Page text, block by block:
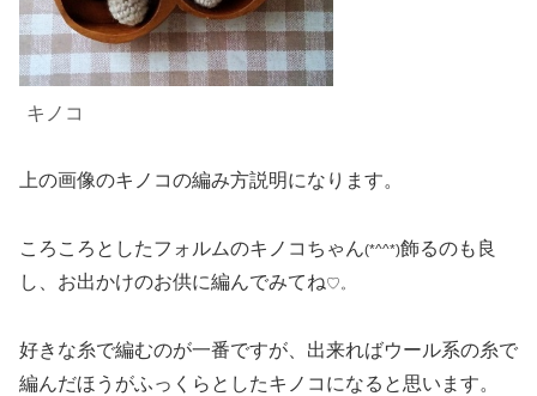
キノコ
上の画像のキノコの編み方説明になります。
ころころとしたフォルムのキノコちゃん(*^^*)飾るのも良
し、お出かけのお供に編んでみてね♡。
好きな糸で編むのが一番ですが、出来ればウール系の糸で
編んだほうがふっくらとしたキノコになると思います。